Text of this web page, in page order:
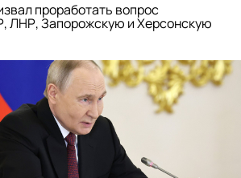
проработать вопрос
ЛНР, Запорожскую и Херсонскую